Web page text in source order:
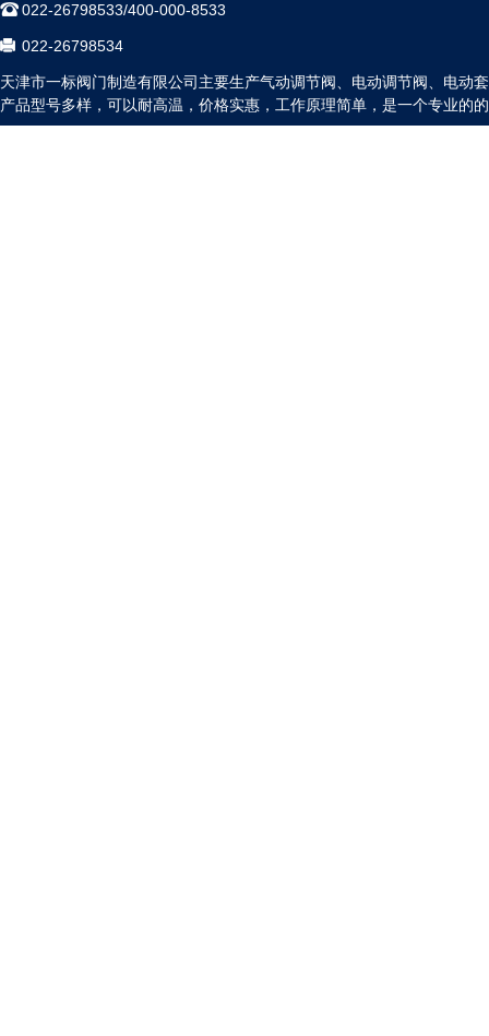
022-26798533/400-000-8533
022-26798534
天津市一标阀门制造有限公司主要生产气动调节阀、电动调节阀、电动
产品型号多样，可以耐高温，价格实惠，工作原理简单，是一个专业的